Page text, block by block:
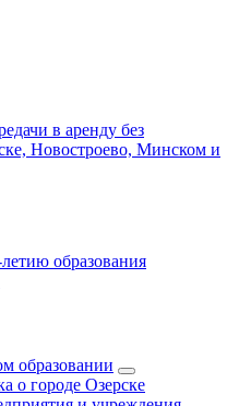
в аренду без
Новостроево, Минском и
образования
образовании
о городе Озерске